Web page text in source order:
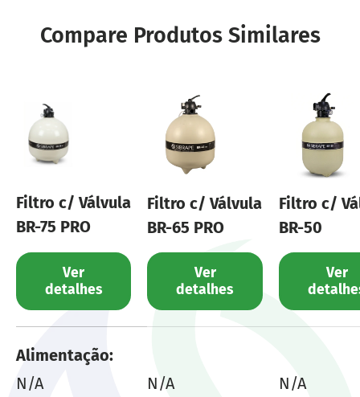
Compare Produtos Similares
Filtro c/ Válvula
BR-75 PRO
Ver
detalhes
Filtro c/ Válvula
BR-65 PRO
Ver
detalhes
Filtro c/
BR-50
Ver
Alimentação
N/A
N/A N/A